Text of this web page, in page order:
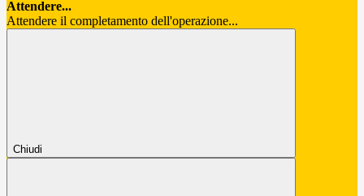
Attendere...
Attendere il completamento dell'operazione...
Chiudi